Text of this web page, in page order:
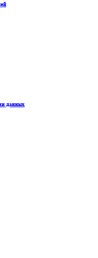
данных